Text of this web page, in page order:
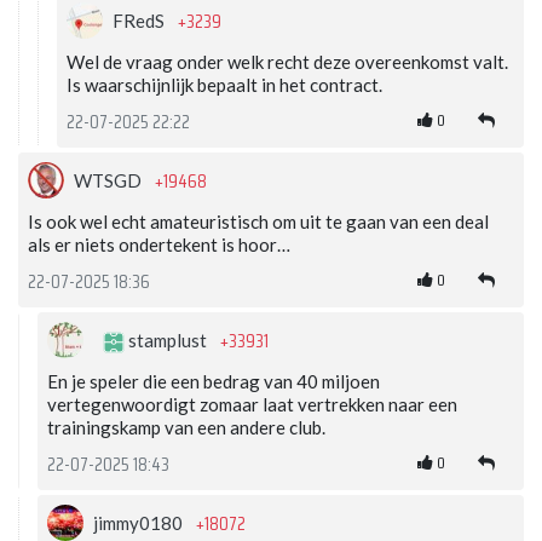
FRedS +3239
Wel de vraag onder welk recht deze overeenkomst valt.
Is waarschijnlijk bepaalt in het contract.
22-07-2025 22:22 0
WTSGD +19468
Is ook wel echt amateuristisch om uit te gaan van een deal
als er niets ondertekent is hoor…
22-07-2025 18:36 0
stamplust +33931
En je speler die een bedrag van 40 miljoen
vertegenwoordigt zomaar laat vertrekken naar een
trainingskamp van een andere club.
22-07-2025 18:43 0
jimmy0180 +18072